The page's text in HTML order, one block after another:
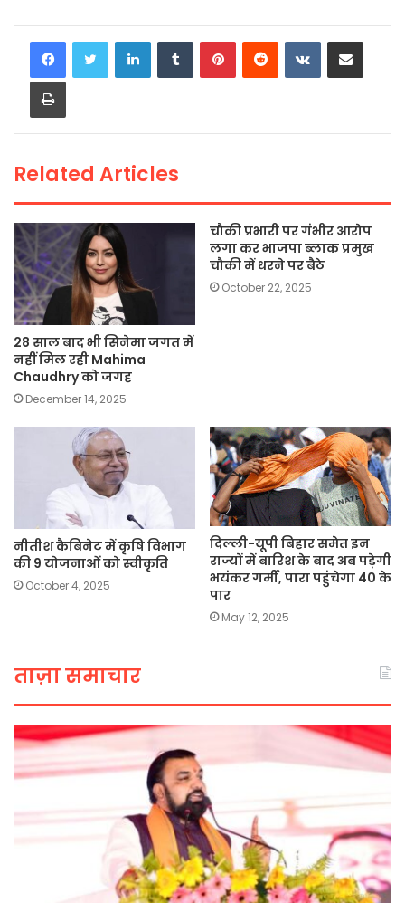
c
e
b
o
k
itt
er
a
ts
p
ai p
n
ar
LinkedInTumblrPinterestReddit VKontakteShare via Email
Print
Related Articles
28 साल बाद भी सिनेमा जगत में
नहीं मिल रही Mahima
Chaudhry को जगह
December 14, 2025
चौकी प्रभारी पर गंभीर आरोप
लगा कर भाजपा ब्लाक प्रमुख
चौकी में धरने पर बैठे
October 22, 2025
नीतीश कैबिनेट में कृषि विभाग
की 9 योजनाओं को स्वीकृति
October 4, 2025
दिल्ली-यूपी बिहार समेत इन
राज्यों में बारिश के बाद अब पड़ेगी
भयंकर गर्मी, पारा पहुंचेगा 40 के
पार
May 12, 2025
ताज़ा समाचार